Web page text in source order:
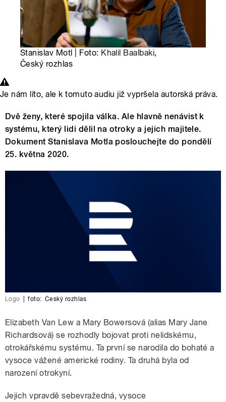
Stanislav Motl | Foto: Khalil Baalbaki,
Český rozhlas
Je nám líto, ale k tomuto audiu již vypršela autorská práva.
Dvě ženy, které spojila válka. Ale hlavně nenávist k
systému, který lidi dělil na otroky a jejich majitele.
Dokument Stanislava Motla poslouchejte do pondělí
25. května 2020.
Logo foto: Český rozhlas
Elizabeth Van Lew a Mary Bowersová (alias Mary Jane
Richardsová) se rozhodly bojovat proti nelidskému,
otrokářskému systému. Ta první se narodila do bohaté a
vysoce vážené americké rodiny. Ta druhá byla od
narození otrokyní.
Jejich vpravdě sebevražedná, vysoce